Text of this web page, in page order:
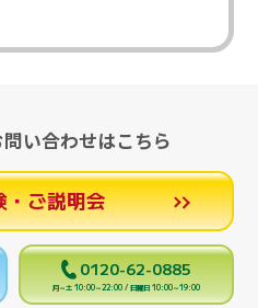
い合わせはこちら
・ご説明会
0120-62-0885
月～土 10:00～22:00 / 日曜日 10:00～19:00